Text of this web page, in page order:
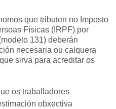
que tributen no Imposto
Físicas (IRPF) por
131) deberán
necesaria ou calquera
sirva para acreditar os
os traballadores
obxectiva